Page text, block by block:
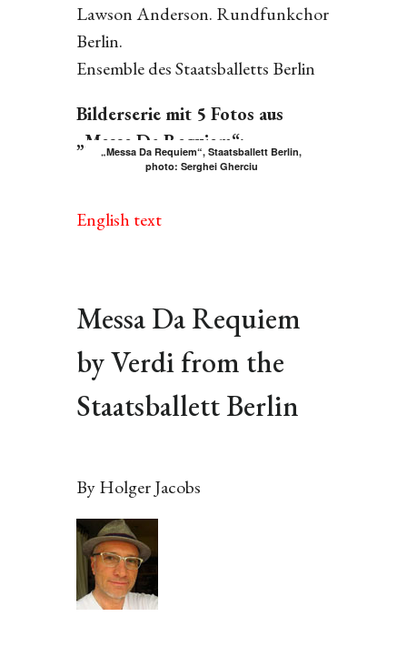
Lawson Anderson. Rundfunkchor
Berlin.
Ensemble des Staatsballetts Berlin
Bilderserie mit 5 Fotos aus
„Messe Da Requiem“:
„Messa Da Requiem“, Staatsballett Berlin,
photo: Serghei Gherciu
English text
Messa Da Requiem
by Verdi from the
Staatsballett Berlin
By Holger Jacobs